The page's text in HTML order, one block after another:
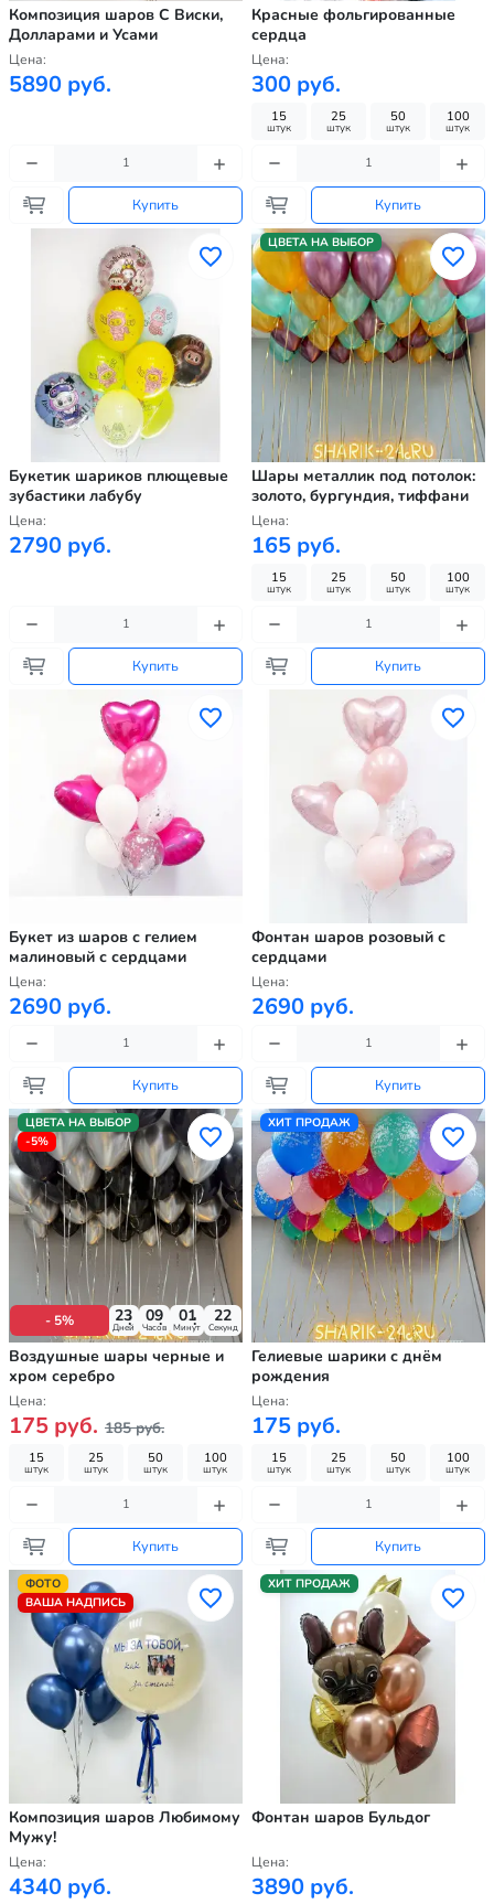
Композиция шаров С Виски,
Долларами и Усами
Цена:
5890 руб.
Купить
Красные фольгированные
сердца
Цена:
300 руб.
15
штук
25
штук
50
штук
100
штук
Купить
Букетик шариков плющевые
зубастики лабубу
Цена:
2790 руб.
Купить
ЦВЕТА НА ВЫБОР
Шары металлик под потолок:
золото, бургундия, тиффани
Цена:
165 руб.
15
штук
25
штук
50
штук
100
штук
Купить
Букет из шаров с гелием
малиновый с сердцами
Цена:
2690 руб.
Купить
Фонтан шаров розовый с
сердцами
Цена:
2690 руб.
Купить
ЦВЕТА НА ВЫБОР
-5%
- 5% 23
Дней
09
Часов
01
Минут
20
Секунд
Воздушные шары черные и
хром серебро
Цена:
175 руб. 185 руб.
15
штук
25
штук
50
штук
100
штук
Купить
ХИТ ПРОДАЖ
Гелиевые шарики с днём
рождения
Цена:
175 руб.
15
штук
25
штук
50
штук
100
штук
Купить
ФОТО
ВАША НАДПИСЬ
Композиция шаров Любимому
Мужу!
Цена:
4340 руб.
ХИТ ПРОДАЖ
Фонтан шаров Бульдог
Цена:
3890 руб.